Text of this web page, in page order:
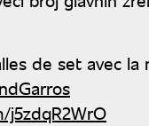
de set avec la
j5zdqR2WrO